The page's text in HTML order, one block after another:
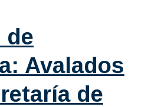
de
Avalados
de